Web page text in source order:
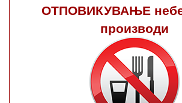
ОТПОВИКУВАЊЕ
производи